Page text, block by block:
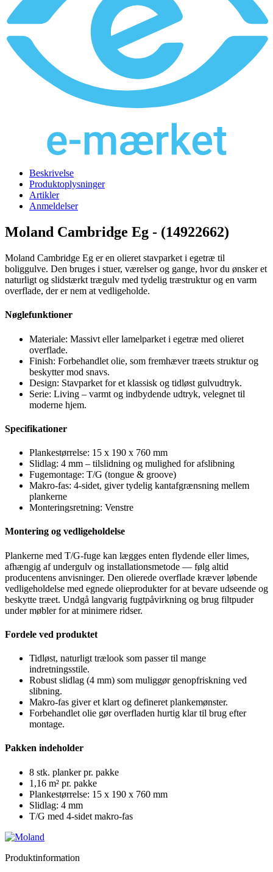
Beskrivelse
Produktoplysninger
Artikler
Anmeldelser
Moland Cambridge Eg - (14922662)
Moland Cambridge Eg er en olieret stavparket i egetræ til
boliggulve. Den bruges i stuer, værelser og gange, hvor du ønsker et
naturligt og slidstærkt trægulv med tydelig træstruktur og en varm
overflade, der er nem at vedligeholde.
Nøglefunktioner
Materiale: Massivt eller lamelparket i egetræ med olieret
overflade.
Finish: Forbehandlet olie, som fremhæver træets struktur og
beskytter mod snavs.
Design: Stavparket for et klassisk og tidløst gulvudtryk.
Serie: Living – varmt og indbydende udtryk, velegnet til
moderne hjem.
Specifikationer
Plankestørrelse: 15 x 190 x 760 mm
Slidlag: 4 mm – tilslidning og mulighed for afslibning
Fugemontage: T/G (tongue & groove)
Makro-fas: 4-sidet, giver tydelig kantafgrænsning mellem
plankerne
Monteringsretning: Venstre
Montering og vedligeholdelse
Plankerne med T/G-fuge kan lægges enten flydende eller limes,
afhængig af undergulv og installationsmetode — følg altid
producentens anvisninger. Den olierede overflade kræver løbende
vedligeholdelse med egnede olieprodukter for at bevare udseende og
beskytte træet. Undgå langvarig fugtpåvirkning og brug filtpuder
under møbler for at minimere ridser.
Fordele ved produktet
Tidløst, naturligt trælook som passer til mange
indretningsstile.
Robust slidlag (4 mm) som muliggør genopfriskning ved
slibning.
Makro-fas giver et klart og defineret plankemønster.
Forbehandlet olie gør overfladen hurtig klar til brug efter
montage.
Pakken indeholder
8 stk. planker pr. pakke
1,16 m² pr. pakke
Plankestørrelse: 15 x 190 x 760 mm
Slidlag: 4 mm
T/G med 4-sidet makro-fas
Produktinformation